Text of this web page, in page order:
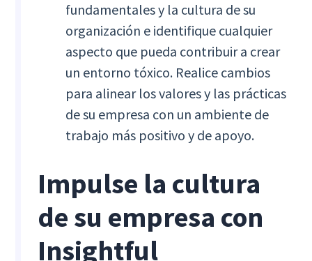
fundamentales y la cultura de su
organización e identifique cualquier
aspecto que pueda contribuir a crear
un entorno tóxico. Realice cambios
para alinear los valores y las prácticas
de su empresa con un ambiente de
trabajo más positivo y de apoyo.
Impulse la cultura
de su empresa con
Insightful